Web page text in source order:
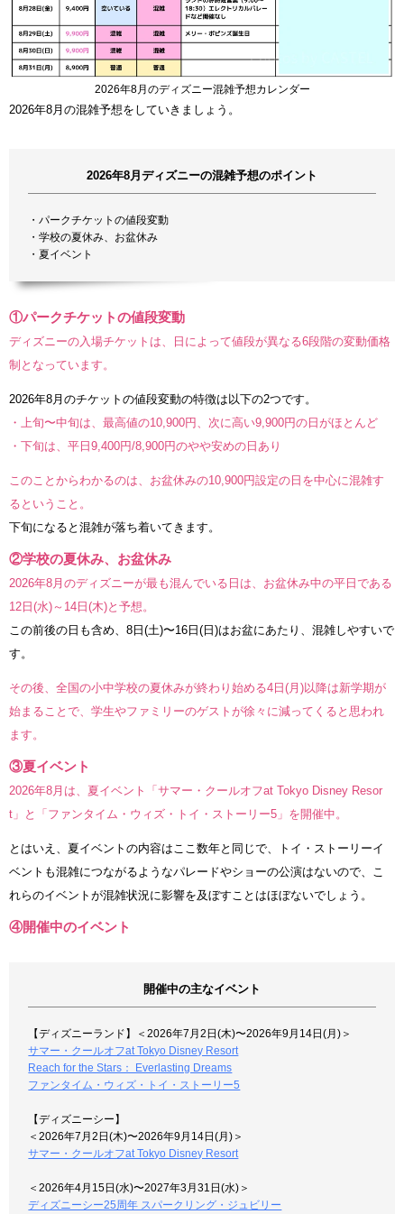
2026年8月のディズニー混雑予想カレンダー
2026年8月の混雑予想をしていきましょう。
2026年8月ディズニーの混雑予想のポイント
・パークチケットの値段変動
・学校の夏休み、お盆休み
・夏イベント
①パークチケットの値段変動
ディズニーの入場チケットは、日によって値段が異なる6段階の変動価格
制となっています。
2026年8月のチケットの値段変動の特徴は以下の2つです。
・上旬〜中旬は、最高値の10,900円、次に高い9,900円の日がほとんど
・下旬は、平日9,400円/8,900円のやや安めの日あり
このことからわかるのは、お盆休みの10,900円設定の日を中心に混雑す
るということ。
下旬になると混雑が落ち着いてきます。
②学校の夏休み、お盆休み
2026年8月のディズニーが最も混んでいる日は、お盆休み中の平日である
12日(水)～14日(木)と予想。
この前後の日も含め、8日(土)〜16日(日)はお盆にあたり、混雑しやすいで
す。
その後、全国の小中学校の夏休みが終わり始める4日(月)以降は新学期が
始まることで、学生やファミリーのゲストが徐々に減ってくると思われ
ます。
③夏イベント
2026年8月は、夏イベント「サマー・クールオフat Tokyo Disney Resor
t」と「ファンタイム・ウィズ・トイ・ストーリー5」を開催中。
とはいえ、夏イベントの内容はここ数年と同じで、トイ・ストーリーイ
ベントも混雑につながるようなパレードやショーの公演はないので、こ
れらのイベントが混雑状況に影響を及ぼすことはほぼないでしょう。
④開催中のイベント
開催中の主なイベント
【ディズニーランド】＜2026年7月2日(木)〜2026年9月14日(月)＞
サマー・クールオフat Tokyo Disney Resort
Reach for the Stars： Everlasting Dreams
ファンタイム・ウィズ・トイ・ストーリー5
【ディズニーシー】
＜2026年7月2日(木)〜2026年9月14日(月)＞
サマー・クールオフat Tokyo Disney Resort
＜2026年4月15日(水)〜2027年3月31日(水)＞
ディズニーシー25周年 スパークリング・ジュビリー